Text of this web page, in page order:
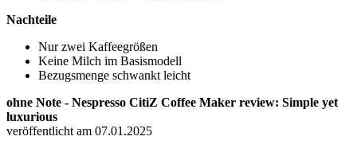
Nachteile
Nur zwei Kaffeegrößen
Keine Milch im Basismodell
Bezugsmenge schwankt leicht
ohne Note - Nespresso CitiZ Coffee Maker review: Simple yet
luxurious
veröffentlicht am 07.01.2025